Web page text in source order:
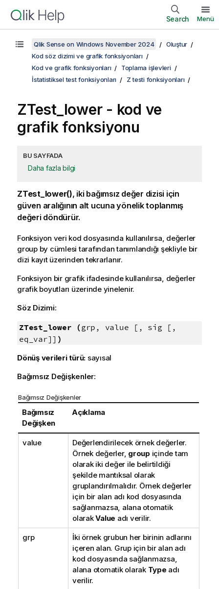
Search Menü
Qlik Sense on Windows November 2024
Oluştur
Kod söz dizimi ve grafik fonksiyonları
Kod ve grafik fonksiyonları
Toplama işlevleri
İstatistiksel test fonksiyonları
Z testi fonksiyonları
ZTest_lower- kod ve
grafik fonksiyonu
BU SAYFADA
Daha fazla bilgi
ZTest_lower(), iki bağımsız değer dizisi için
güven aralığının alt ucuna yönelik toplanmış
değeri döndürür.
Fonksiyon veri kod dosyasında kullanılırsa, değerler
group by cümlesi tarafından tanımlandığı şekliyle bir
dizi kayıt üzerinden tekrarlanır.
Fonksiyon bir grafik ifadesinde kullanılırsa, değerler
grafik boyutları üzerinde yinelenir.
Söz Dizimi:
ZTest_lower (grp, value [, sig [,
eq_var]] )
Dönüş verileri türü: sayısal
Bağımsız Değişkenler:
Bağımsız Değişkenler
Bağımsız
Değişken
Açıklama
value
Değerlendirilecek örnek değerler.
Örnek değerler, group içinde tam
olarak iki değer ile belirtildiği
şekilde mantıksal olarak
gruplandırılmalıdır. Örnek değerler
için bir alan adı kod dosyasında
sağlanmazsa, alana otomatik
olarakValue adı verilir.
grp
İki örnek grubun her birinin adlarını
içeren alan. Grup için bir alan adı
kod dosyasında sağlanmazsa,
alana otomatik olarak Type adı
verilir.